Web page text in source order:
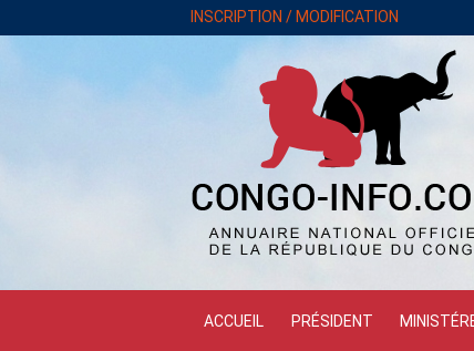
INSCRIPTION / MODIFICATION
ACCUEIL PRÉSIDENT